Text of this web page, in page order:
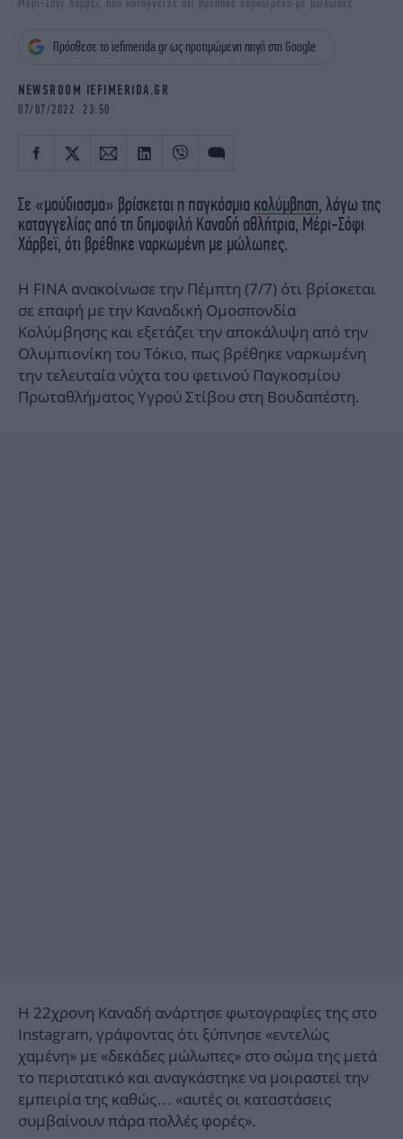
iBOOKS
ΖΩΔΙΑ
OSCARS
NEWSLETTER
Μέρι-Σόγι Χάρβεϊ, που κατήγγειλε ότι βρέθηκε ναρκωμένη με μώλωπες
Πρόσθεσε το iefimerida.gr ως προτιμώμενη πηγή στη Google
NEWSROOM IEFIMERIDA.GR
07/07/2022 23:50
Σε «μούδιασμα» βρίσκεται η παγκόσμια κολύμβηση, λόγω της
καταγγελίας από τη δημοφιλή Καναδή αθλήτρια, Μέρι-Σόφι
Χάρβεϊ, ότι βρέθηκε ναρκωμένη με μώλωπες.
Η FINA ανακοίνωσε την Πέμπτη (7/7) ότι βρίσκεται
σε επαφή με την Καναδική Ομοσπονδία
Κολύμβησης και εξετάζει την αποκάλυψη από την
Ολυμπιονίκη του Τόκιο, πως βρέθηκε ναρκωμένη
την τελευταία νύχτα του φετινού Παγκοσμίου
Πρωταθλήματος Υγρού Στίβου στη Βουδαπέστη.
Η 22χρονη Καναδή ανάρτησε φωτογραφίες της στο
Instagram, γράφοντας ότι ξύπνησε «εντελώς
χαμένη» με «δεκάδες μώλωπες» στο σώμα της μετά
το περιστατικό και αναγκάστηκε να μοιραστεί την
εμπειρία της καθώς… «αυτές οι καταστάσεις
συμβαίνουν πάρα πολλές φορές».